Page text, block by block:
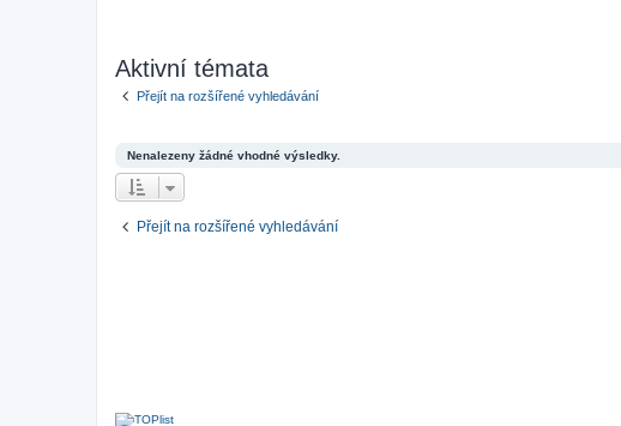
Aktivní témata
Přejít na rozšířené vyhledávání
Nenalezeny žádné vhodné výsledky.
Přejít na rozšířené vyhledávání